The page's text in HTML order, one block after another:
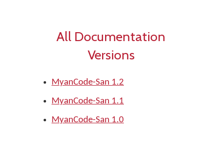
All Documentation
Versions
MyanCode-San 1.2
MyanCode-San 1.1
MyanCode-San 1.0